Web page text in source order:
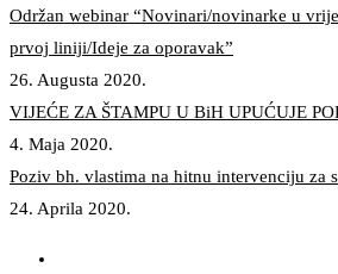
Održan webinar “Novinari/novinarke u
prvoj liniji/Ideje za oporavak”
26. Augusta 2020.
VIJEĆE ZA ŠTAMPU U BiH UPUĆUJE
4. Maja 2020.
Poziv bh. vlastima na hitnu intervenciju za
24. Aprila 2020.